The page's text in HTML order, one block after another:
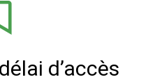
d’accès